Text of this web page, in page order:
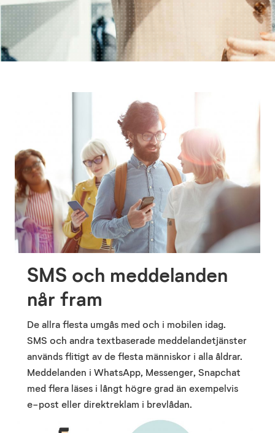
SMS och meddelanden
når fram
De allra flesta umgås med och i mobilen idag.
SMS och andra textbaserade meddelandetjänster
används flitigt av de flesta människor i alla åldrar.
Meddelanden i WhatsApp, Messenger, Snapchat
med flera läses i långt högre grad än exempelvis
e-post eller direktreklam i brevlådan.